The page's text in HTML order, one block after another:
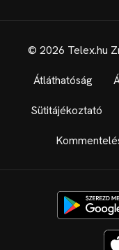
© 2026 Telex.hu
Átláthatóság
Sütitájékoztató